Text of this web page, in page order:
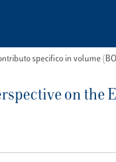
specifico in volume
on the